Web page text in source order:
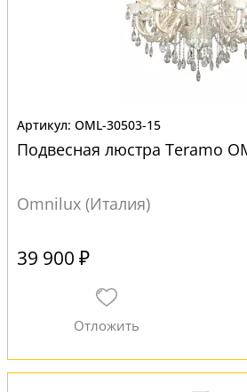
OML-30503-15
Подвесная люстра Teramo
Omnilux (Италия)
39 900 ₽